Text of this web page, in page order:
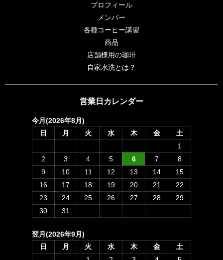
プロフィール
メンバー
各種コーヒー講習
商品
店舗様用の珈琲
自家水洗とは？
営業日カレンダー
今月(2026年8月)
日
月 火 水 木 金
土
1
2
3 4 5 6 7
8
9
10 11 12 13 14
15
16
17 18 19 20 21
22
23
24 25 26 27 28
29
30
31
翌月(2026年9月)
日
月 火 水 木 金
土